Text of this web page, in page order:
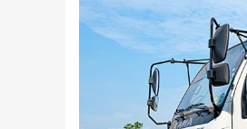
绿化洒水车